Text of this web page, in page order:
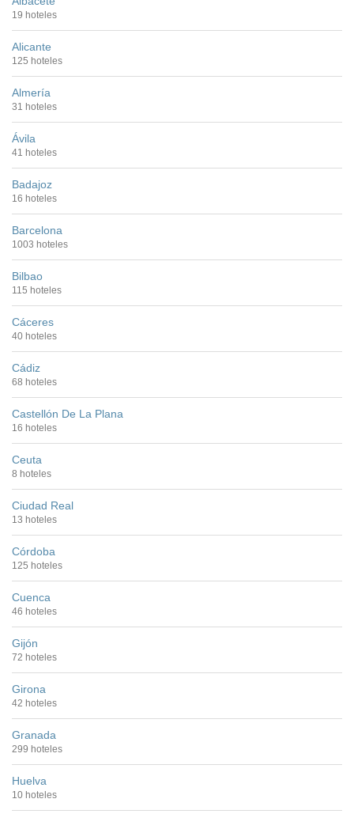
19 hoteles
Alicante
125 hoteles
Almería
31 hoteles
Ávila
41 hoteles
Badajoz
16 hoteles
Barcelona
1003 hoteles
Bilbao
115 hoteles
Cáceres
40 hoteles
Cádiz
68 hoteles
Castellón De La Plana
16 hoteles
Ceuta
8 hoteles
Ciudad Real
13 hoteles
Córdoba
125 hoteles
Cuenca
46 hoteles
Gijón
72 hoteles
Girona
42 hoteles
Granada
299 hoteles
Huelva
10 hoteles